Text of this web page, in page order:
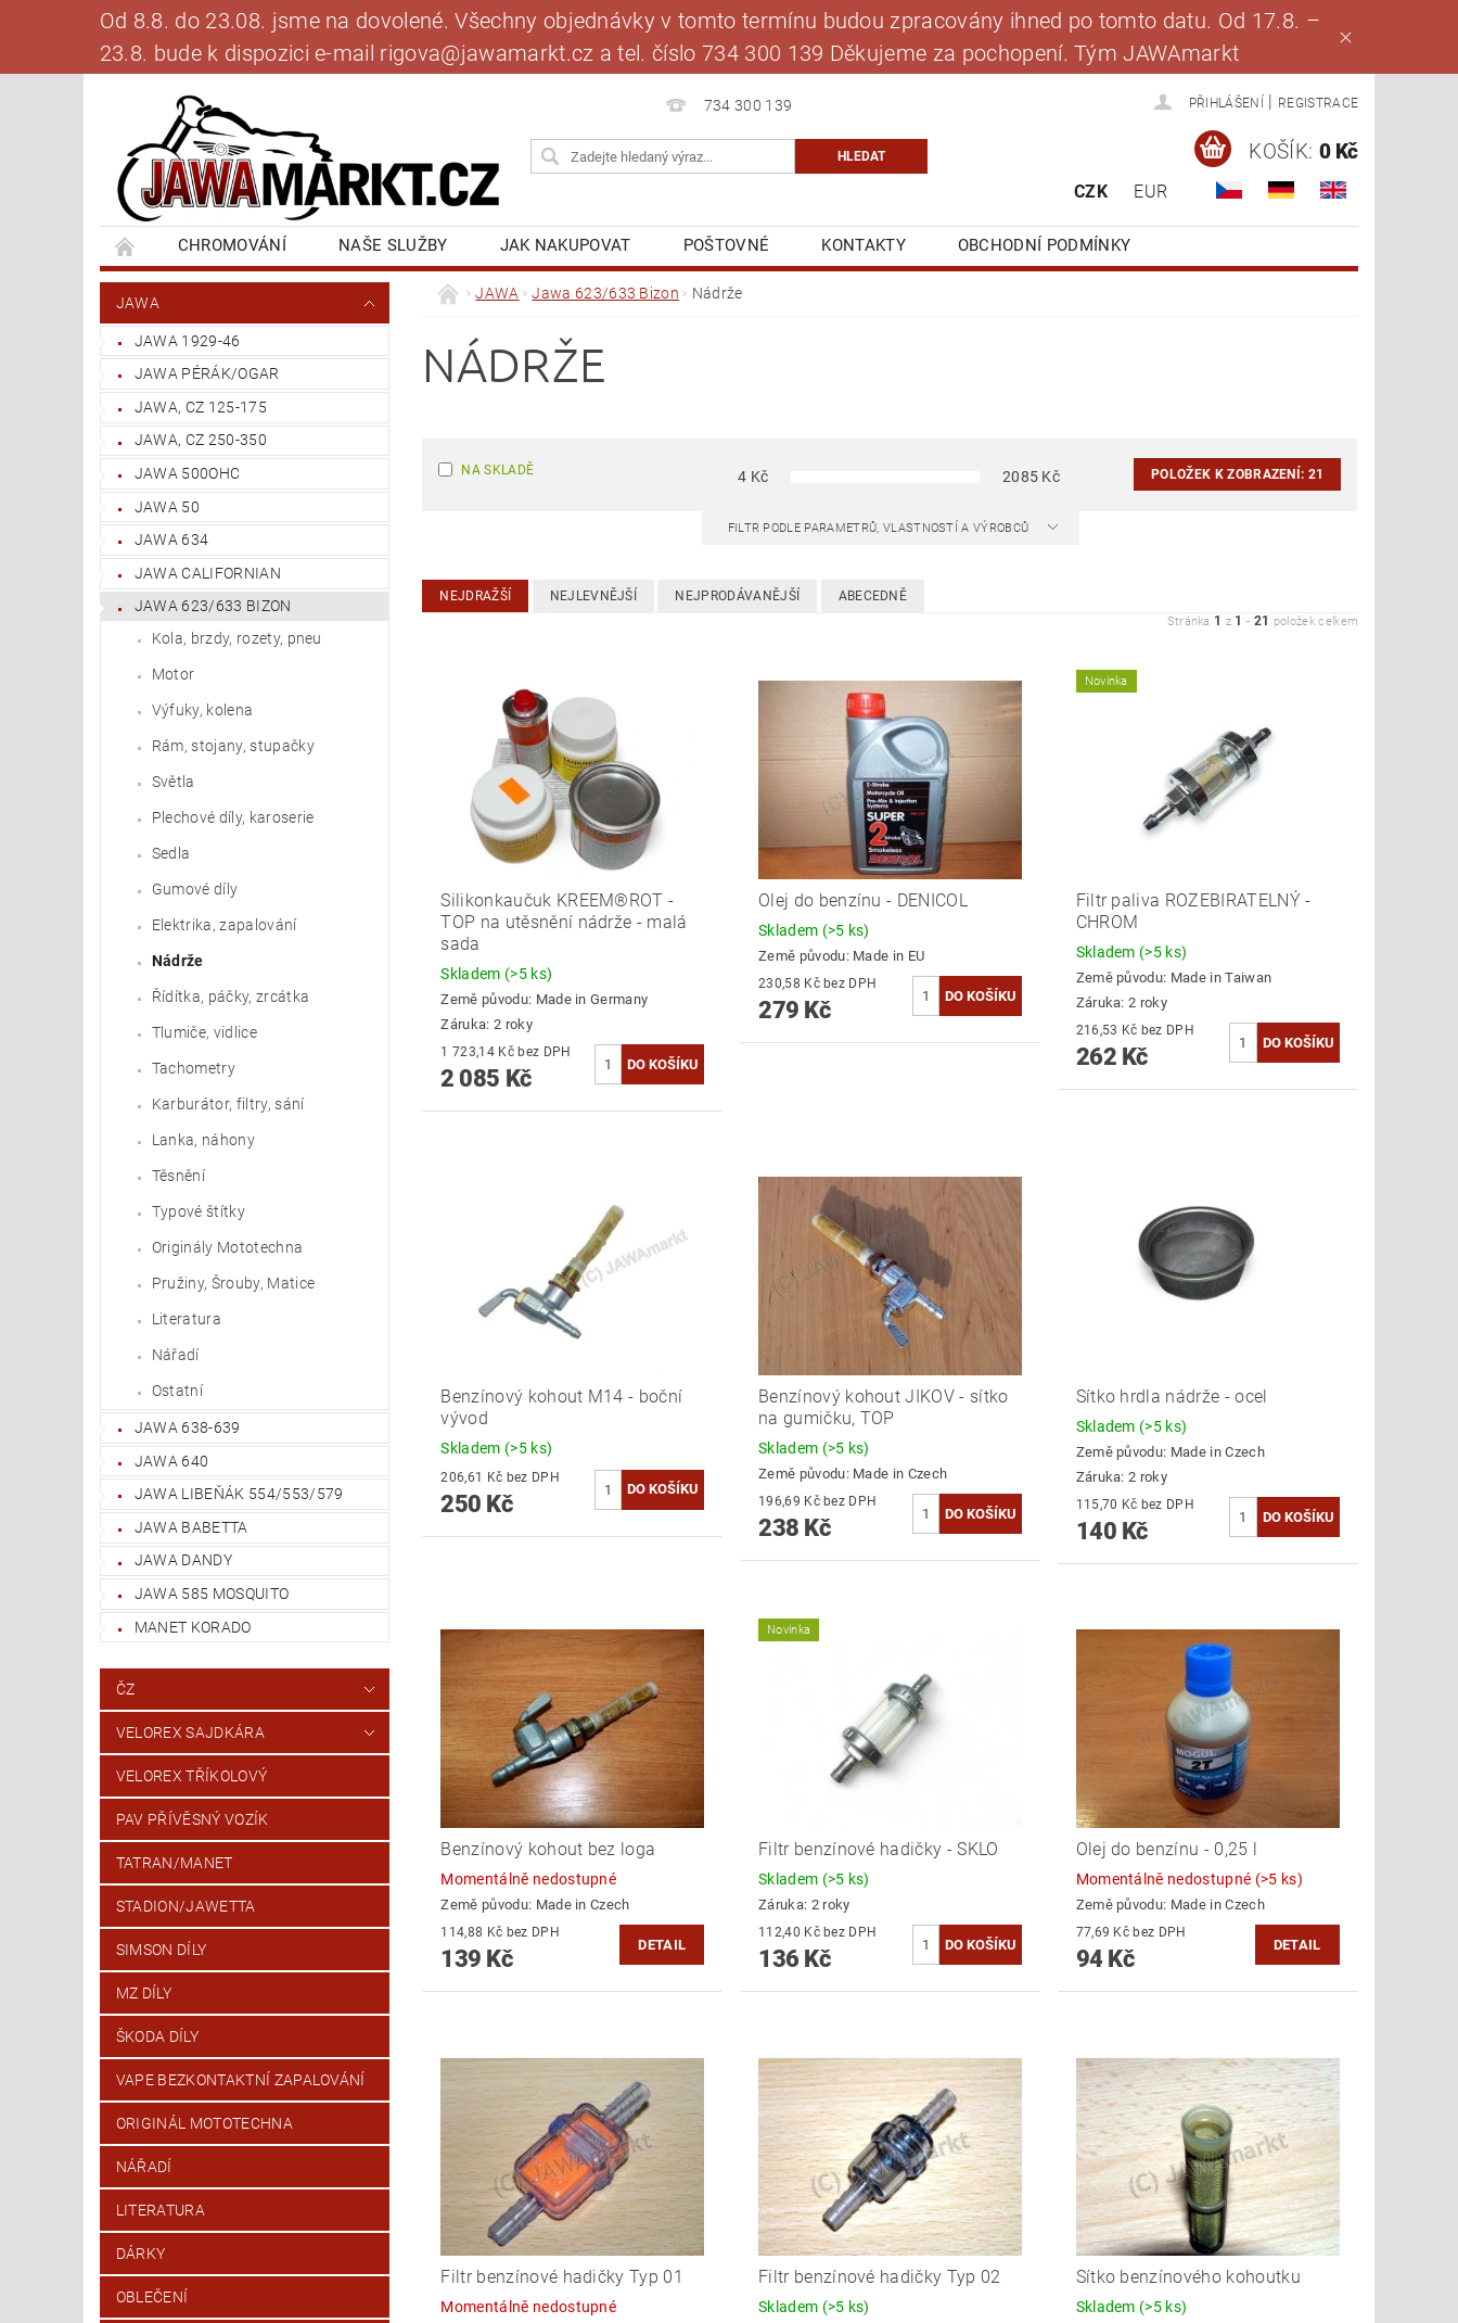
Od 8.8. do 23.08. jsme na dovolené. Všechny objednávky v tomto termínu budou zpracovány ihned po tomto datu. Od 17.8. –
23.8. bude k dispozici e-mail rigova@jawamarkt.cz a tel. číslo 734 300 139 Děkujeme za pochopení. Tým JAWAmarkt
734 300 139 PŘIHLÁŠENÍ REGISTRACE
CZK EUR
KOŠÍK: 0 Kč
CHROMOVÁNÍ NAŠE SLUŽBY JAK NAKUPOVAT POŠTOVNÉ KONTAKTY
OBCHODNÍ PODMÍNKY
BANKOVNÍ SPOJENÍ
NAPIŠTE NÁM BLOG MOJE OBJEDNÁVKA
JAWA
JAWA 1929-46
JAWA PÉRÁK/OGAR
JAWA, CZ 125-175
JAWA, CZ 250-350
JAWA 500OHC
JAWA 50
JAWA 634
JAWA CALIFORNIAN
JAWA 623/633 BIZON
Kola, brzdy, rozety, pneu
Motor
Výfuky, kolena
Rám, stojany, stupačky
Světla
Plechové díly, karoserie
Sedla
Gumové díly
Elektrika, zapalování
Nádrže
Řídítka, páčky, zrcátka
Tlumiče, vidlice
Tachometry
Karburátor, filtry, sání
Lanka, náhony
Těsnění
Typové štítky
Originály Mototechna
Pružiny, Šrouby, Matice
Literatura
Nářadí
Ostatní
JAWA 638-639
JAWA 640
JAWA LIBEŇÁK 554/553/579
JAWA BABETTA
JAWA DANDY
JAWA 585 MOSQUITO
MANET KORADO
ČZ
VELOREX SAJDKÁRA
VELOREX TŘÍKOLOVÝ
PAV PŘÍVĚSNÝ VOZÍK
TATRAN/MANET
STADION/JAWETTA
SIMSON DÍLY
MZ DÍLY
ŠKODA DÍLY
VAPE BEZKONTAKTNÍ ZAPALOVÁNÍ
ORIGINÁL MOTOTECHNA
NÁŘADÍ
LITERATURA
DÁRKY
OBLEČENÍ
JAWA Jawa 623/633 Bizon Nádrže
NÁDRŽE
NA SKLADĚ 4 Kč 2085 Kč POLOŽEK K ZOBRAZENÍ: 21
FILTR PODLE PARAMETRŮ, VLASTNOSTÍ A VÝROBCŮ
NEJDRAŽŠÍ NEJLEVNĚJŠÍ NEJPRODÁVANĚJŠÍ ABECEDNĚ
Stránka 1 z 1 - 21 položek celkem
Silikonkaučuk KREEM®ROT -
TOP na utěsnění nádrže - malá
sada
Skladem (>5 ks)
Země původu: Made in Germany
Záruka: 2 roky
1 723,14 Kč bez DPH
2 085 Kč
Olej do benzínu - DENICOL
Skladem (>5 ks)
Země původu: Made in EU
230,58 Kč bez DPH
279 Kč
Novinka
Filtr paliva ROZEBIRATELNÝ -
CHROM
Skladem (>5 ks)
Země původu: Made in Taiwan
Záruka: 2 roky
216,53 Kč bez DPH
262 Kč
Benzínový kohout M14 - boční
vývod
Skladem (>5 ks)
206,61 Kč bez DPH
250 Kč
Benzínový kohout JIKOV - sítko
na gumičku, TOP
Skladem (>5 ks)
Země původu: Made in Czech
196,69 Kč bez DPH
238 Kč
Sítko hrdla nádrže - ocel
Skladem (>5 ks)
Země původu: Made in Czech
Záruka: 2 roky
115,70 Kč bez DPH
140 Kč
Benzínový kohout bez loga
Momentálně nedostupné
Země původu: Made in Czech
114,88 Kč bez DPH
139 Kč
DETAIL
Novinka
Filtr benzínové hadičky - SKLO
Skladem (>5 ks)
Záruka: 2 roky
112,40 Kč bez DPH
136 Kč
Olej do benzínu - 0,25 l
Momentálně nedostupné (>5 ks)
Země původu: Made in Czech
77,69 Kč bez DPH
94 Kč
DETAIL
Filtr benzínové hadičky Typ 01
Momentálně nedostupné
Filtr benzínové hadičky Typ 02
Skladem (>5 ks)
Sítko benzínového kohoutku
Skladem (>5 ks)